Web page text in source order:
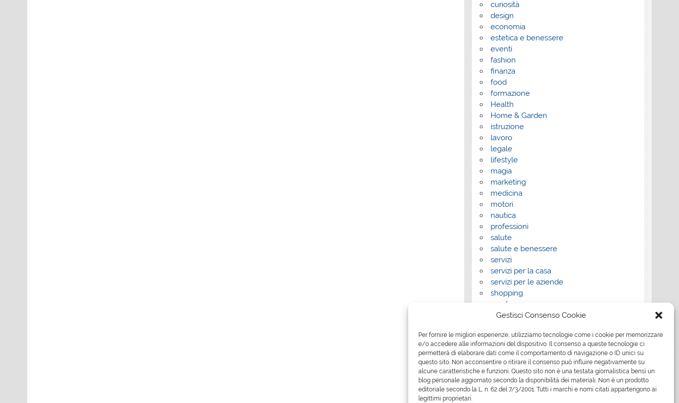
Gestisci Consenso Cookie
Per fornire le migliori esperienze, utilizziamo tecnologie come i cookie per memorizzare
e/o accedere alle informazioni del dispositivo. Il consenso a queste tecnologie ci
permetterà di elaborare dati come il comportamento di navigazione o ID unici su
questo sito. Non acconsentire o ritirare il consenso può influire negativamente su
alcune caratteristiche e funzioni. Questo sito non è una testata giornalistica bensì un
blog personale aggiornato secondo la disponibilità dei materiali. Non è un prodotto
editoriale secondo la L. n. 62 del 7/3/2001. Tutti i marchi e nomi citati appartengono ai
legittimi proprietari.
curiosità
design
economia
estetica e benessere
eventi
fashion
finanza
food
formazione
Health
Home & Garden
istruzione
lavoro
legale
lifestyle
magia
marketing
medicina
motori
nautica
professioni
salute
salute e benessere
servizi
servizi per la casa
servizi per le aziende
shopping
sport
Tech
travel
Uncategorized
viaggi
web
web marketing
wedding